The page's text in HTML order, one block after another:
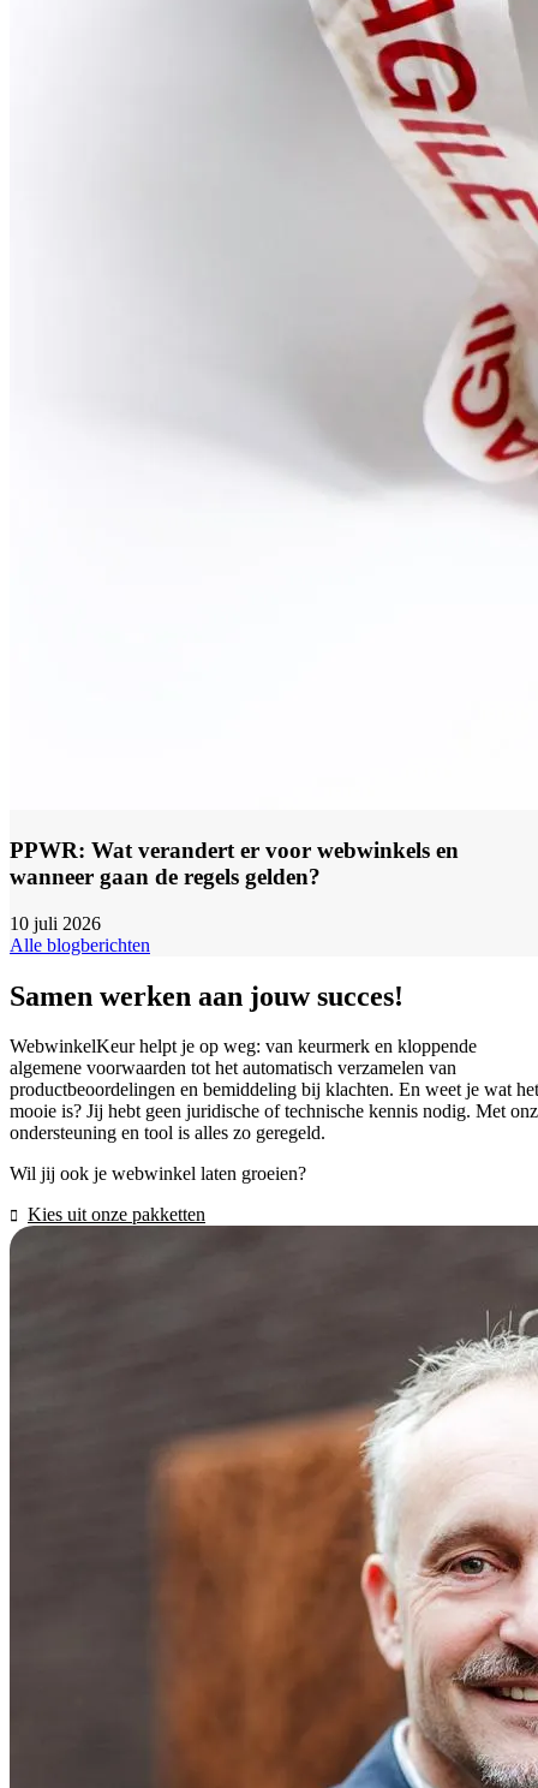
PPWR: Wat verandert er voor webwinkels en
wanneer gaan de regels gelden?
10 juli 2026
Alle blogberichten
Samen werken aan jouw succes!
WebwinkelKeur helpt je op weg: van keurmerk en kloppende
algemene voorwaarden tot het automatisch verzamelen van
productbeoordelingen en bemiddeling bij klachten. En weet je wat het
mooie is? Jij hebt geen juridische of technische kennis nodig. Met
ondersteuning en tool is alles zo geregeld.
Wil jij ook je webwinkel laten groeien?
Kies uit onze pakketten